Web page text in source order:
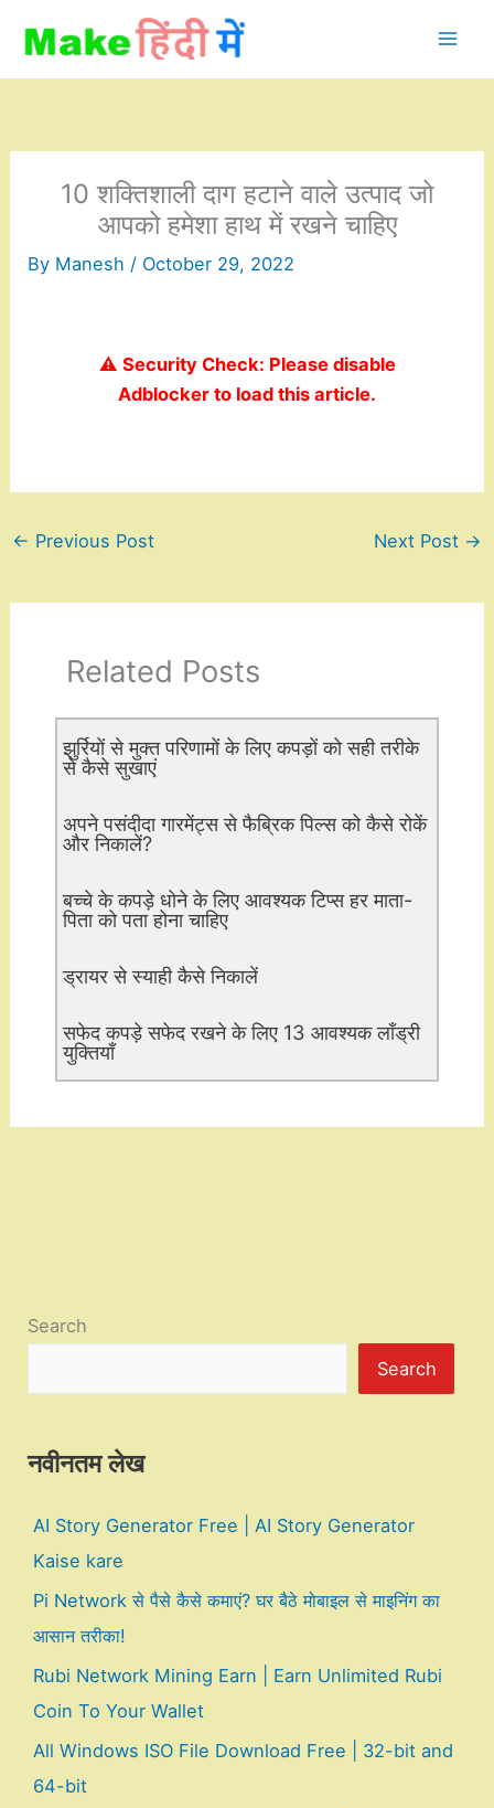
content
10 शक्तिशाली दाग ​​हटाने वाले उत्पाद जो
आपको हमेशा हाथ में रखने चाहिए
By Manesh / October 29, 2022
⚠️ Security Check: Please disable
Adblocker to load this article.
← Previous Post Next Post →
Related Posts
झुर्रियों से मुक्त परिणामों के लिए कपड़ों को सही तरीके
से कैसे सुखाएं
अपने पसंदीदा गारमेंट्स से फैब्रिक पिल्स को कैसे रोकें
और निकालें?
बच्चे के कपड़े धोने के लिए आवश्यक टिप्स हर माता-
पिता को पता होना चाहिए
ड्रायर से स्याही कैसे निकालें
सफेद कपड़े सफेद रखने के लिए 13 आवश्यक लाँड्री
युक्तियाँ
Search
Search
नवीनतम लेख
AI Story Generator Free | AI Story Generator
Kaise kare
Pi Network से पैसे कैसे कमाएं? घर बैठे मोबाइल से माइनिंग का
आसान तरीका!
Rubi Network Mining Earn | Earn Unlimited Rubi
Coin To Your Wallet
All Windows ISO File Download Free | 32-bit and
64-bit